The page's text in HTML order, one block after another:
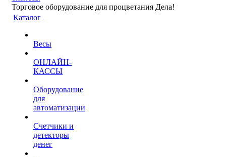
Торговое оборудование для процветания Дела!
Каталог
Весы
ОНЛАЙН-
КАССЫ
Оборудование
для
автоматизации
Счетчики и
детекторы
денег